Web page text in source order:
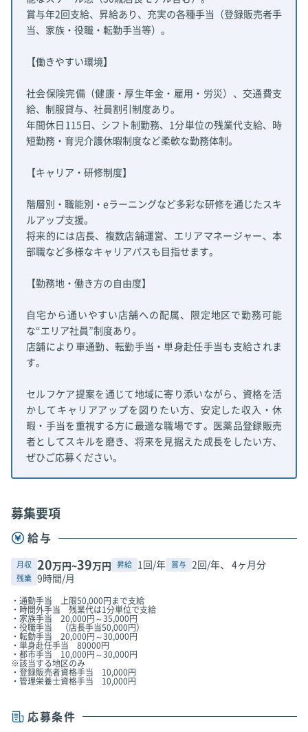
賞与年2回支給、昇給あり、充実の各種手当（登録販売者手
当、家族・役職・転勤手当等）。
【働きやすい環境】
社会保険完備（健康・厚生年金・雇用・労災）、交通費支
給、制服貸与、社員割引制度あり。
年間休日115日、シフト制勤務、1分単位の残業代支給、時
短勤務・育児介護休暇制度など柔軟な勤務体制。
【キャリア・研修制度】
階層別・職能別・eラーニングなど多彩な研修を通じたスキ
ルアップ支援。
将来的には店長、複数店舗運営、エリアマネージャー、本
部職など多様なキャリアパスも目指せます。
【勤務地・働き方の自由度】
自宅から通いやすい店舗への配属、限定地区で勤務可能
な“エリア社員”制度あり。
店舗により車通勤、転勤手当・単身赴任手当も支給されま
す。
セルフケア提案を通じて地域に寄り添いながら、資格を活
かしてキャリアアップを図りたい方、安定した収入・休
暇・手当を重視する方に最適な職場です。医薬品登録販売
者としてスキルを磨き、将来を見据えた成長をしたい方、
ぜひご応募ください。
募集要項
給与
月収 20万円~39万円 昇給 1回/年 賞与 2回/年、 4ヶ月分
残業 9時間/月
・通勤手当 上限50,000円まで支給
・時間外手当 残業代は1分単位で支給
・家族手当 20,000円～35,000円
・役職手当 （店長手当50,000円）
・転勤手当 20,000円～30,000円
・単身赴任手当 80000円
・都市手当 10,000円～30,000円
※該当する地区のみ
・登録販売者資格手当 10,000円
・管理栄養士資格手当 10,000円
応募条件